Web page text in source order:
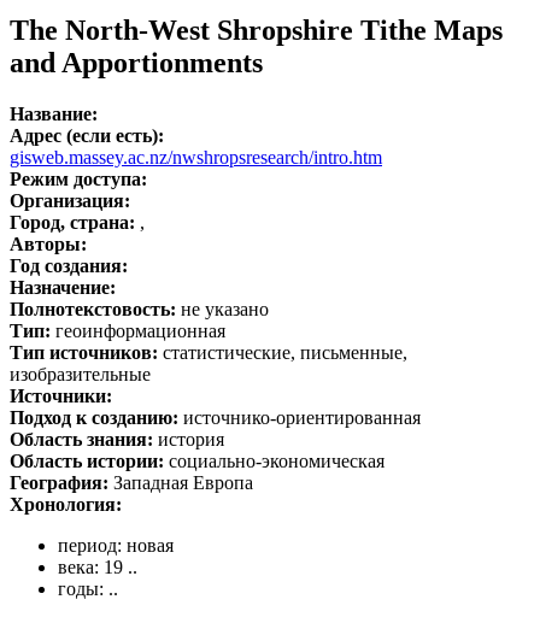
The North-West Shropshire Tithe Maps
and Apportionments
Название:
Адрес (если есть):
gisweb.massey.ac.nz/nwshropsresearch/intro.htm
Режим доступа:
Организация:
Город, страна: ,
Авторы:
Год создания:
Назначение:
Полнотекстовость: не указано
Тип: геоинформационная
Тип источников: статистические, письменные,
изобразительные
Источники:
Подход к созданию: источнико-ориентированная
Область знания: история
Область истории: социально-экономическая
География: Западная Европа
Хронология:
период: новая
века: 19 ..
годы: ..